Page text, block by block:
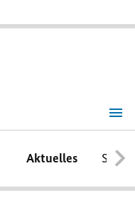
Aktuelles